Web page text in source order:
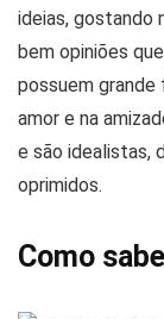
ideias, gostando
bem opiniões
possuem
amor e na
e são idealistas,
oprimidos.
Como